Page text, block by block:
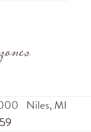
Niles,MI